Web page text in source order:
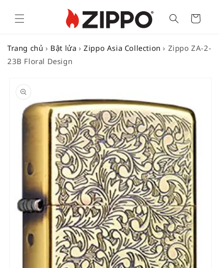
Cart
Trang chủ › Bật lửa ›Zippo Asia Collection › Zippo ZA-2-
23B Floral Design
PRODUCT
INFORMATION